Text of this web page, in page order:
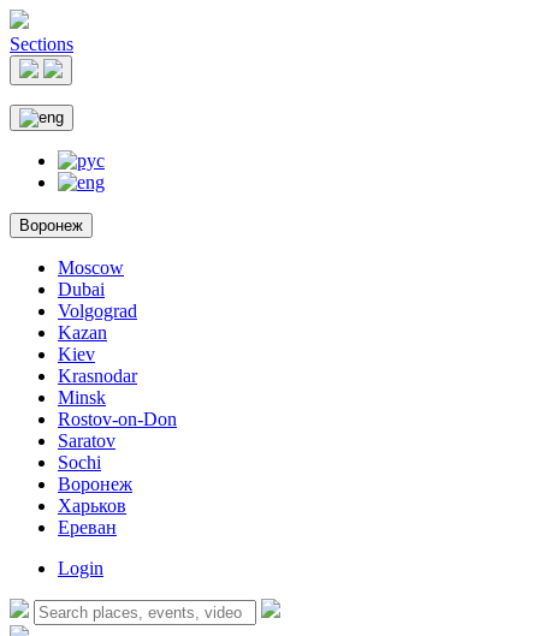
Sections
Воронеж
Moscow
Dubai
Volgograd
Kazan
Kiev
Krasnodar
Minsk
Rostov-on-Don
Saratov
Sochi
Воронеж
Харьков
Ереван
Login